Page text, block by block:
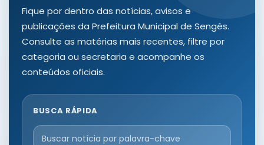
Fique por dentro das notícias, avisos e
publicações da Prefeitura Municipal de Sengés.
Consulte as matérias mais recentes, filtre por
categoria ou secretaria e acompanhe os
conteúdos oficiais.
BUSCA RÁPIDA